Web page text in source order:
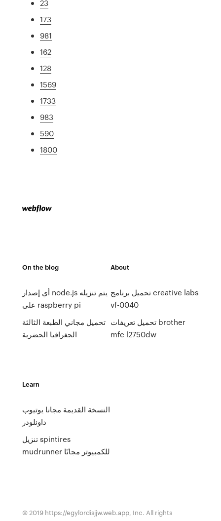
23
173
981
162
128
1569
1733
983
590
1800
On the blog
أي إصدار node.js يتم تنزيله
على raspberry pi
تحميل مجاني الطبعة الثالثة
الجغرافيا الحضرية
About
تحميل برنامج creative labs
vf-0040
تحميل تعريفات brother
mfc l2750dw
Learn
النسخة القديمة مجانا يوتيوب
داونلودر
تنزيل spintires
mudrunner للكمبيوتر مجانًا
© 2019 https://egylordisjjw.web.app, Inc. All rights